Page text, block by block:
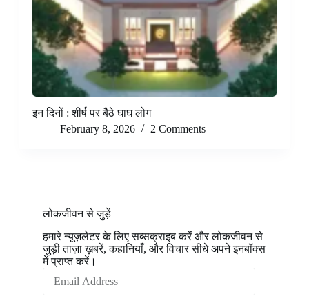
इन दिनों : शीर्ष पर बैठे घाघ लोग
February 8, 2026
2 Comments
लोकजीवन से जुड़ें
हमारे न्यूज़लेटर के लिए सब्सक्राइब करें और लोकजीवन से
जुड़ी ताज़ा ख़बरें, कहानियाँ, और विचार सीधे अपने इनबॉक्स
में प्राप्त करें।
Address